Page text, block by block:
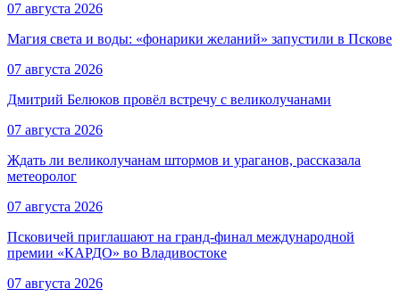
07 августа 2026
Магия света и воды: «фонарики желаний» запустили в Пскове
07 августа 2026
Дмитрий Белюков провёл встречу с великолучанами
07 августа 2026
Ждать ли великолучанам штормов и ураганов, рассказала
метеоролог
07 августа 2026
Псковичей приглашают на гранд‑финал международной
премии «КАРДО» во Владивостоке
07 августа 2026